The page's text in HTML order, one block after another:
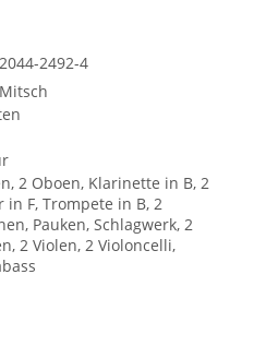
2492-4
2 Oboen, Klarinette in B, 2
in F, Trompete in B, 2
Pauken, Schlagwerk, 2
2 Violen, 2 Violoncelli,